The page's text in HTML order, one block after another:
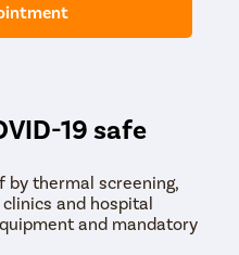
19 safe
by thermal screening,
and hospital
and mandatory